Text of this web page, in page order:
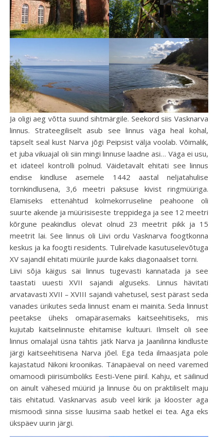
Ja oligi aeg võtta suund sihtmärgile. Seekord siis Vasknarva
linnus. Strateegiliselt asub see linnus väga heal kohal,
täpselt seal kust Narva jõgi Peipsist välja voolab. Võimalik,
et juba vikuajal oli siin mingi linnuse laadne asi… Väga ei usu,
et idateel kontrolli polnud. Väidetavalt ehitati see linnus
endise kindluse asemele 1442 aastal neljatahulise
tornkindlusena, 3,6 meetri paksuse kivist ringmüüriga.
Elamiseks ettenähtud kolmekorruseline peahoone oli
suurte akende ja müürisiseste treppidega ja see 12 meetri
kõrgune peakindlus olevat olnud 23 meetrit pikk ja 15
meetrit lai. See linnus oli Liivi ordu Vasknarva foogtkonna
keskus ja ka foogti residents. Tulirelvade kasutuselevõtuga
XV sajandil ehitati müürile juurde kaks diagonaalset torni.
Liivi sõja käigus sai linnus tugevasti kannatada ja see
taastati uuesti XVII sajandi alguseks. Linnus hävitati
arvatavasti XVII – XVIII sajandi vahetusel, sest pärast seda
vanades ürikutes seda linnust enam ei mainita. Seda linnust
peetakse üheks omapärasemaks kaitseehitiseks, mis
kujutab kaitselinnuste ehitamise kultuuri. Ilmselt oli see
linnus omalajal üsna tähtis jätk Narva ja Jaanilinna kindluste
järgi kaitseehitisena Narva jõel. Ega teda ilmaasjata pole
kajastatud Nikoni kroonikas. Tänapäeval on need varemed
omamoodi piirisümboliks Eesti-Vene piiril. Kahju, et säilinud
on ainult vähesed müürid ja linnuse õu on praktiliselt maju
täis ehitatud. Vasknarvas asub veel kirik ja klooster aga
mismoodi sinna sisse luusima saab hetkel ei tea. Aga eks
ükspäev uurin järgi.